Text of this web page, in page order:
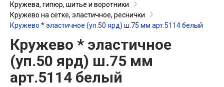
Кружева, гипюр, шитье и воротники
Кружево на сетке, эластичное, реснички
Кружево * эластичное (уп.50 ярд) ш.75 мм арт.5114 белый
Кружево * эластичное
(уп.50 ярд) ш.75 мм
арт.5114 белый